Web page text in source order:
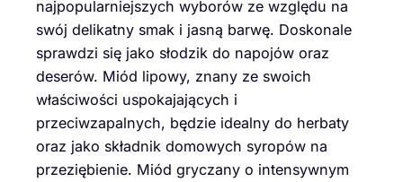
najpopularniejszych wyborów ze względu na
swój delikatny smak i jasną barwę. Doskonale
sprawdzi się jako słodzik do napojów oraz
deserów. Miód lipowy, znany ze swoich
właściwości uspokajających i
przeciwzapalnych, będzie idealny do herbaty
oraz jako składnik domowych syropów na
przeziębienie. Miód gryczany o intensywnym